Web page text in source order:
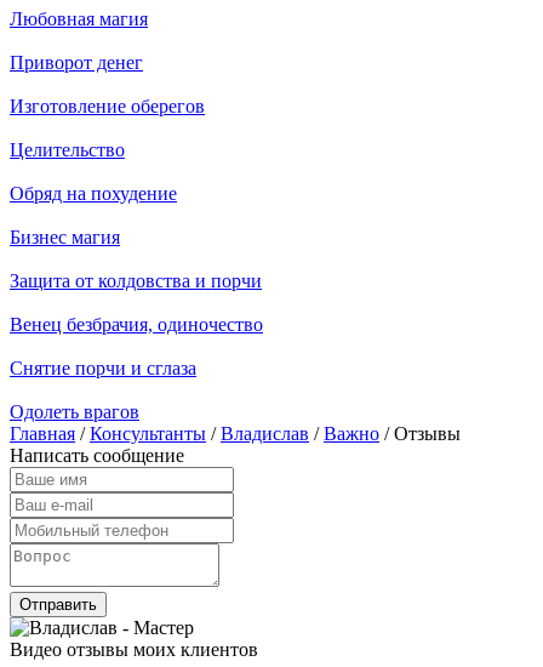
Любовная магия
Приворот денег
Изготовление оберегов
Целительство
Обряд на похудение
Бизнес магия
Защита от колдовства и порчи
Венец безбрачия, одиночество
Снятие порчи и сглаза
Одолеть врагов
Главная /Консультанты /Владислав /Важно / Отзывы
Написать сообщение
Отправить
Видео отзывы моих клиентов